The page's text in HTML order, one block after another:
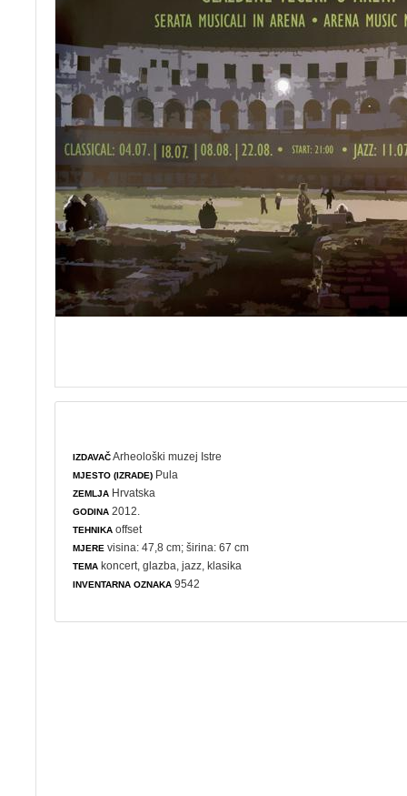
IZDAVAČArheološki muzej Istre
MJESTO (IZRADE) Pula
ZEMLJA Hrvatska
GODINA 2012.
TEHNIKA offset
MJERE visina: 47,8 cm; širina: 67 cm
TEMA koncert ,glazba ,jazz ,klasika
INVENTARNA OZNAKA 9542